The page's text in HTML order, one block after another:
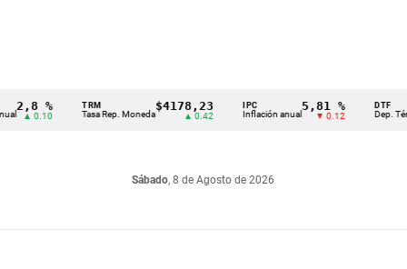
%
0.10 Tasa Rep. Moneda
$4178,23
▲ 0.42 Inflación anual
5,81 %
▼ 0.12 Dep. Término
Sábado, 8 de Agosto de 2026